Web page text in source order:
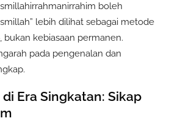
boleh
lebih dilihat sebagai metode
bukan kebiasaan permanen.
pada pengenalan dan
Era Singkatan: Sikap